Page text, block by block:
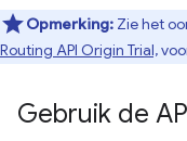
Opmerking: Zie het
Routing API Origin Trial,
Gebruik de